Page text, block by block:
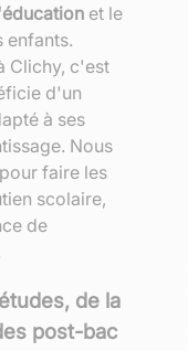
et le
enfants.
Clichy, c'est
d'un
à ses
Nous
faire les
scolaire,
de
de la
post-bac